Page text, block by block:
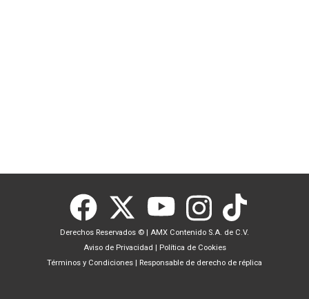
Derechos Reservados © | AMX Contenido S.A. de C.V.
Aviso de Privacidad | Política de Cookies
Términos y Condiciones | Responsable de derecho de réplica